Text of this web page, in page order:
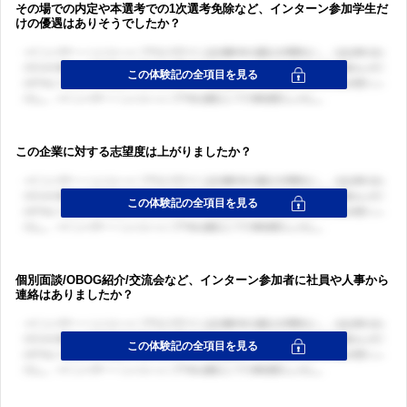
その場での内定や本選考での1次選考免除など、インターン参加学生だ
けの優遇はありそうでしたか？
この企業に対する志望度は上がりましたか？
個別面談/OBOG紹介/交流会など、インターン参加者に社員や人事から
連絡はありましたか？